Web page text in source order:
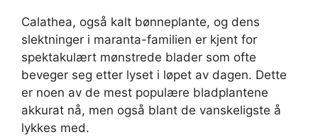
Calathea, også kalt bønneplante, og dens
slektninger i maranta-familien er kjent for
spektakulært mønstrede blader som ofte
beveger seg etter lyset i løpet av dagen. Dette
er noen av de mest populære bladplantene
akkurat nå, men også blant de vanskeligste å
lykkes med.